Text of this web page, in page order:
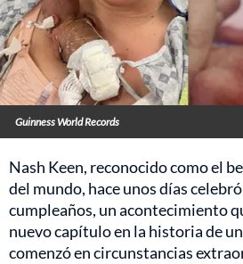
Guinness World Records
Nash Keen, reconocido como el
del mundo, hace unos días
cumpleaños, un acontecimiento
nuevo capítulo en la historia de
comenzó en circunstancias